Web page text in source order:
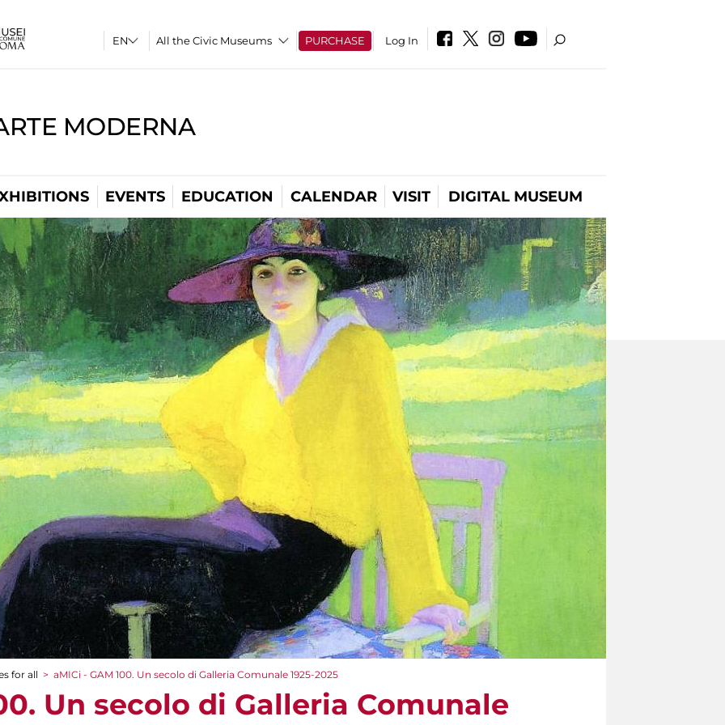
All the Civic Museums PURCHASE Log In
MODERNA
EVENTS EDUCATION CALENDAR VISIT DIGITAL MUSEUM
for all > aMICi - GAM 100. Un secolo di Galleria Comunale 1925-2025
Un secolo di Galleria Comunale